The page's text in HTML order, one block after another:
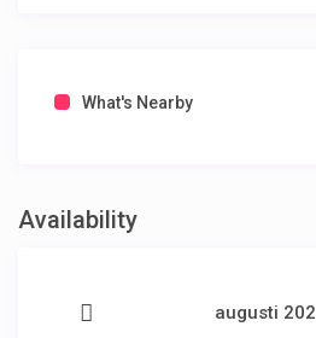
What's Nearby
Availability
augusti